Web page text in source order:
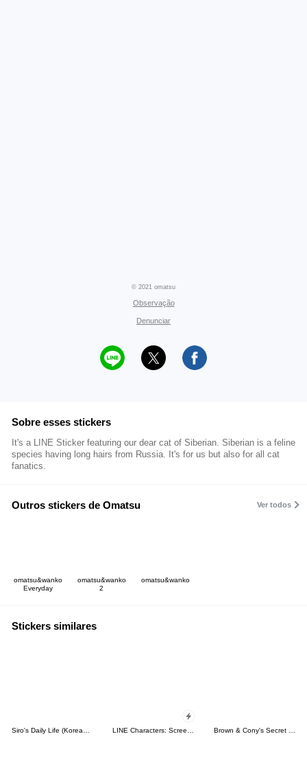
© 2021 omatsu
Observação
Denunciar
Sobre esses stickers
It's a LINE Sticker featuring our dear cat of Siberian. Siberian is a feline
species having long hairs from Russia. It's for us but also for all cat
fanatics.
Outros stickers de Omatsu Ver todos
omatsu&wanko
Everyday
omatsu&wanko
2
omatsu&wanko
Stickers similares
Siro's Daily Life (Korean&Japanese) LINE Characters: Screen Hogs Brown & Cony's Secret Date!